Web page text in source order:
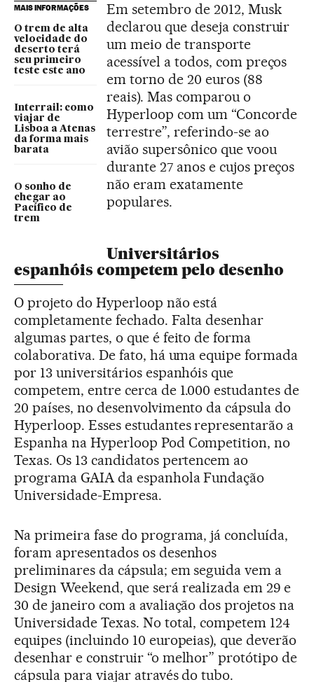
MAIS INFORMAÇÕES
O trem de alta
velocidade do
deserto terá
seu primeiro
teste este ano
Interrail: como
viajar de
Lisboa a Atenas
da forma mais
barata
O sonho de
chegar ao
Pacífico de
trem
Em setembro de 2012, Musk
declarou que deseja construir
um meio de transporte
acessível a todos, com preços
em torno de 20 euros (88
reais). Mas comparou o
Hyperloop com um “Concorde
terrestre”, referindo-se ao
avião supersônico que voou
durante 27 anos e cujos preços
não eram exatamente
populares.
Universitários
espanhóis competem pelo desenho
O projeto do Hyperloop não está
completamente fechado. Falta desenhar
algumas partes, o que é feito de forma
colaborativa. De fato, há uma equipe formada
por 13 universitários espanhóis que
competem, entre cerca de 1.000 estudantes de
20 países, no desenvolvimento da cápsula do
Hyperloop. Esses estudantes representarão a
Espanha na Hyperloop Pod Competition, no
Texas. Os 13 candidatos pertencem ao
programa GAIA da espanhola Fundação
Universidade-Empresa.
Na primeira fase do programa, já concluída,
foram apresentados os desenhos
preliminares da cápsula; em seguida vem a
Design Weekend, que será realizada em 29 e
30 de janeiro com a avaliação dos projetos na
Universidade Texas. No total, competem 124
equipes (incluindo 10 europeias), que deverão
desenhar e construir “o melhor” protótipo de
cápsula para viajar através do tubo.